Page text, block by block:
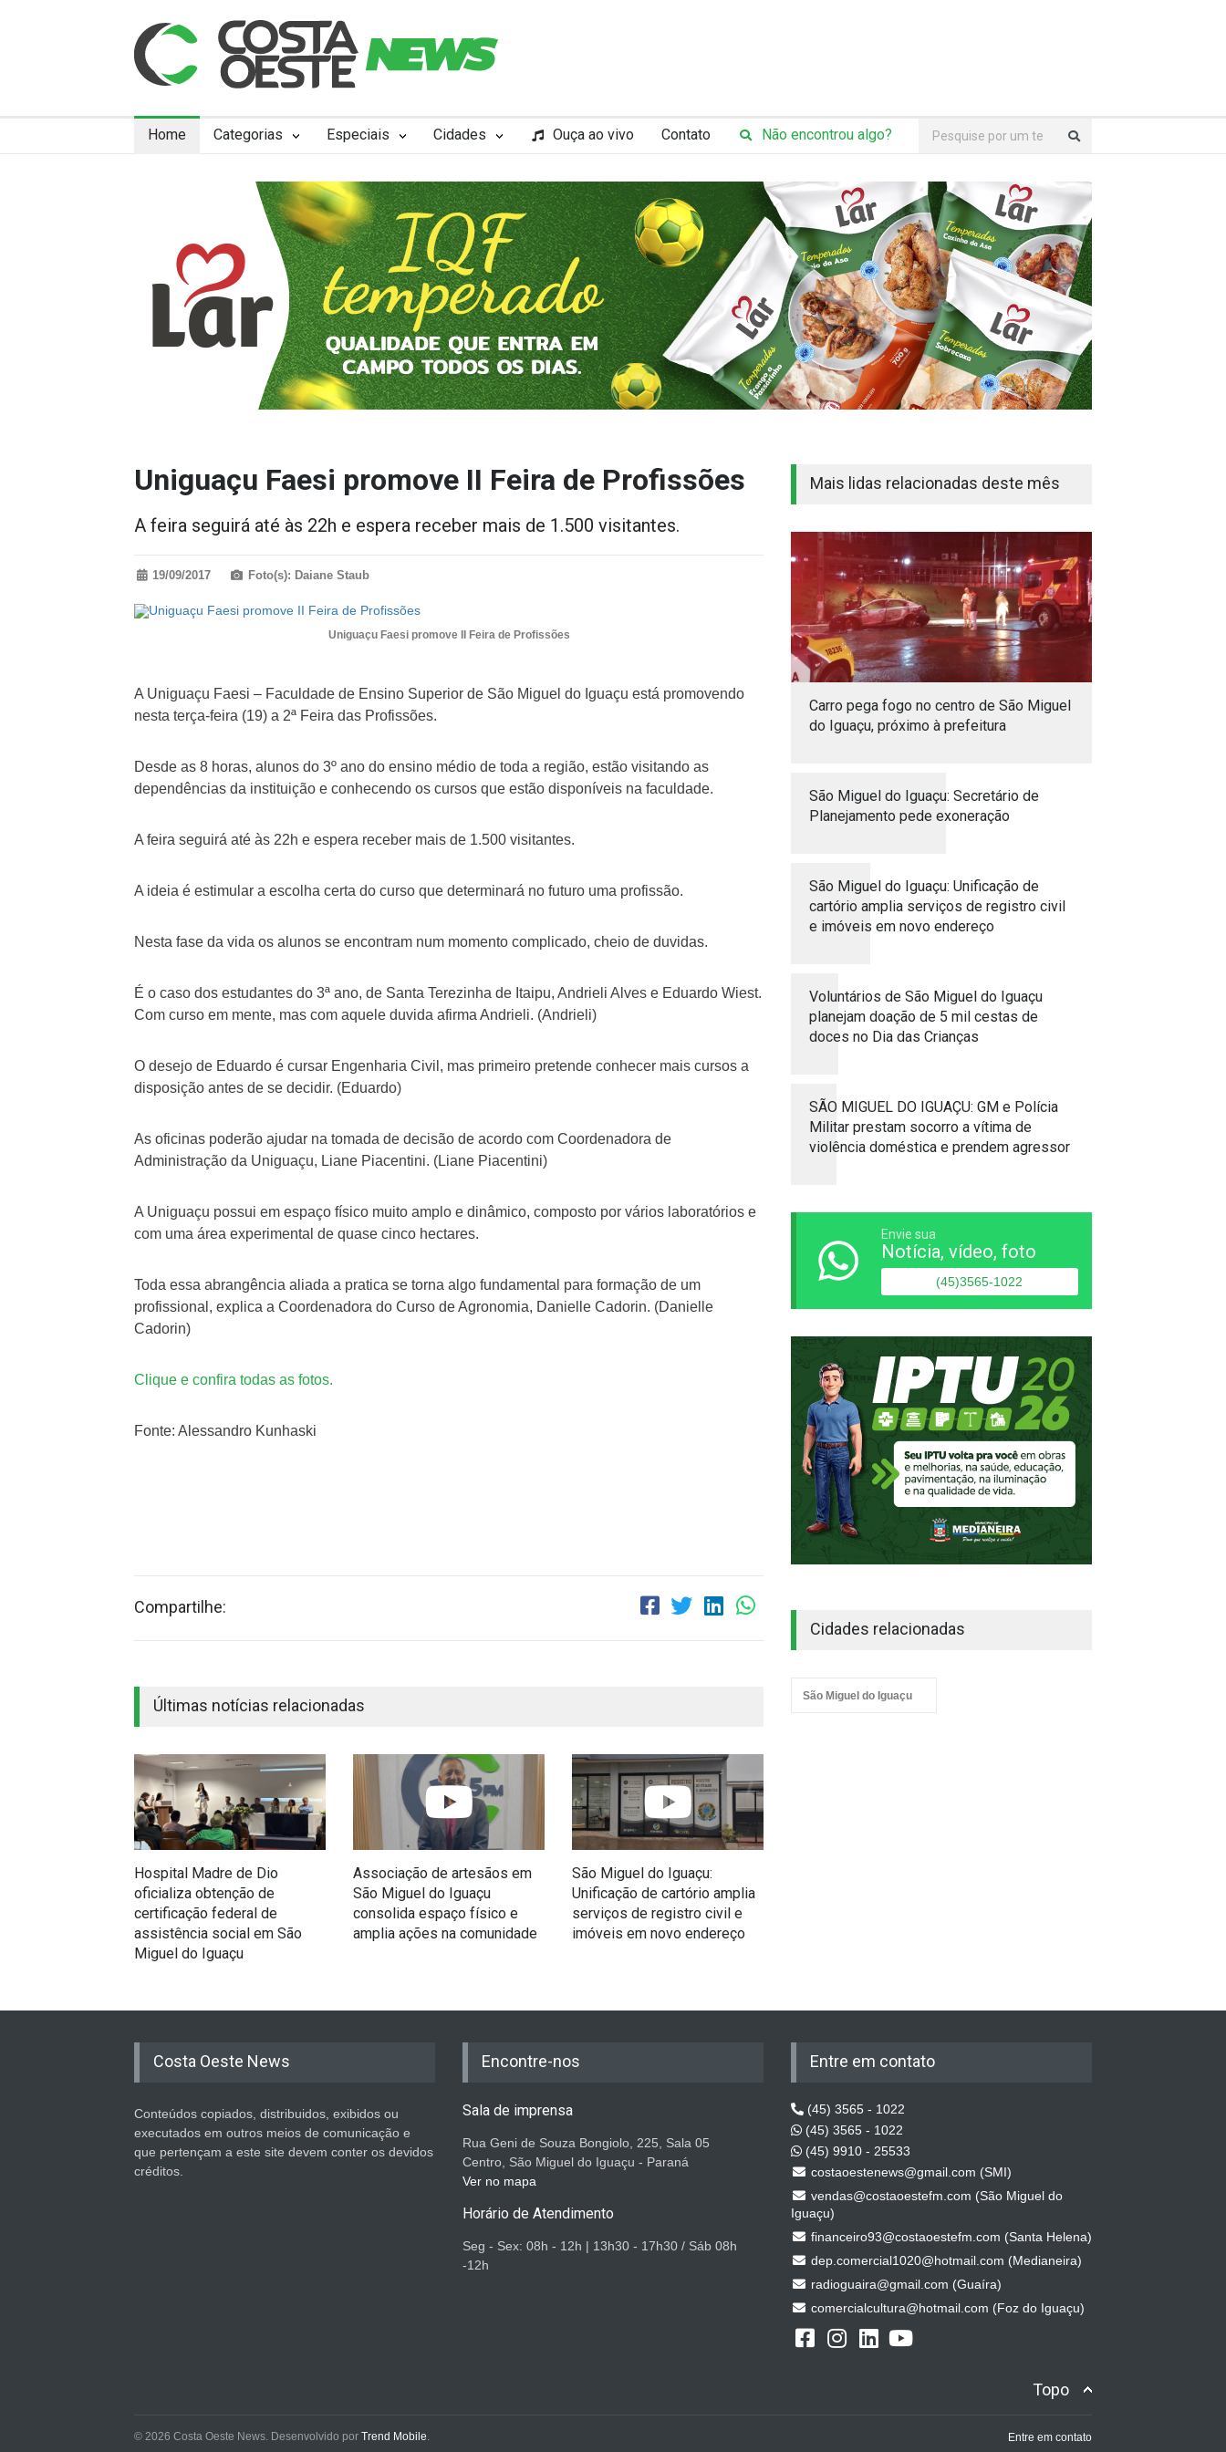
Home Categorias Especiais Cidades Ouça ao vivo Contato Não encontrou algo?
Uniguaçu Faesi promove II Feira de Profissões
A feira seguirá até às 22h e espera receber mais de 1.500 visitantes.
19/09/2017 Foto(s): Daiane Staub
Uniguaçu Faesi promove II Feira de Profissões
A Uniguaçu Faesi – Faculdade de Ensino Superior de São Miguel do Iguaçu está promovendo
nesta terça-feira (19) a 2ª Feira das Profissões.
Desde as 8 horas, alunos do 3º ano do ensino médio de toda a região, estão visitando as
dependências da instituição e conhecendo os cursos que estão disponíveis na faculdade.
A feira seguirá até às 22h e espera receber mais de 1.500 visitantes.
A ideia é estimular a escolha certa do curso que determinará no futuro uma profissão.
Nesta fase da vida os alunos se encontram num momento complicado, cheio de duvidas.
É o caso dos estudantes do 3ª ano, de Santa Terezinha de Itaipu, Andrieli Alves e Eduardo Wiest.
Com curso em mente, mas com aquele duvida afirma Andrieli. (Andrieli)
O desejo de Eduardo é cursar Engenharia Civil, mas primeiro pretende conhecer mais cursos a
disposição antes de se decidir. (Eduardo)
As oficinas poderão ajudar na tomada de decisão de acordo com Coordenadora de
Administração da Uniguaçu, Liane Piacentini. (Liane Piacentini)
A Uniguaçu possui em espaço físico muito amplo e dinâmico, composto por vários laboratórios e
com uma área experimental de quase cinco hectares.
Toda essa abrangência aliada a pratica se torna algo fundamental para formação de um
profissional, explica a Coordenadora do Curso de Agronomia, Danielle Cadorin. (Danielle
Cadorin)
Clique e confira todas as fotos.
Fonte: Alessandro Kunhaski
Compartilhe:
Últimas notícias relacionadas
Hospital Madre de Dio
oficializa obtenção de
certificação federal de
assistência social em São
Miguel do Iguaçu
Associação de artesãos em
São Miguel do Iguaçu
consolida espaço físico e
amplia ações na comunidade
São Miguel do Iguaçu:
Unificação de cartório amplia
serviços de registro civil e
imóveis em novo endereço
Mais lidas relacionadas deste mês
Carro pega fogo no centro de São Miguel
do Iguaçu, próximo à prefeitura
São Miguel do Iguaçu: Secretário de
Planejamento pede exoneração
São Miguel do Iguaçu: Unificação de
cartório amplia serviços de registro civil
e imóveis em novo endereço
Voluntários de São Miguel do Iguaçu
planejam doação de 5 mil cestas de
doces no Dia das Crianças
SÃO MIGUEL DO IGUAÇU: GM e Polícia
Militar prestam socorro a vítima de
violência doméstica e prendem agressor
Envie sua
Notícia, vídeo, foto
(45)3565-1022
Cidades relacionadas
São Miguel do Iguaçu
Costa Oeste News
Conteúdos copiados, distribuidos, exibidos ou
executados em outros meios de comunicação e
que pertençam a este site devem conter os devidos
créditos.
Encontre-nos
Sala de imprensa
Rua Geni de Souza Bongiolo, 225, Sala 05
Centro, São Miguel do Iguaçu - Paraná
Ver no mapa
Horário de Atendimento
Seg - Sex: 08h - 12h | 13h30 - 17h30 / Sáb 08h
-12h
Entre em contato
(45) 3565 - 1022
(45) 3565 - 1022
(45) 9910 - 25533
costaoestenews@gmail.com (SMI)
vendas@costaoestefm.com (São Miguel do
Iguaçu)
financeiro93@costaoestefm.com (Santa Helena)
dep.comercial1020@hotmail.com (Medianeira)
radioguaira@gmail.com (Guaíra)
comercialcultura@hotmail.com (Foz do Iguaçu)
Topo
© 2026 Costa Oeste News. Desenvolvido por Trend Mobile. Entre em contato